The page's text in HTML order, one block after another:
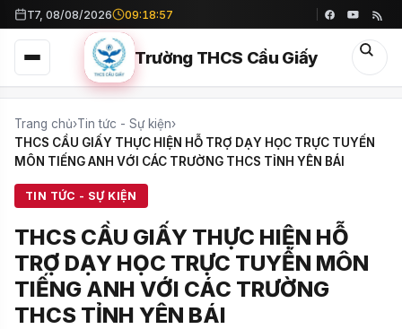
T7, 08/08/2026 09:18:58
Trường THCS Cầu Giấy
Trang chủ›Tin tức - Sự kiện›
THCS CẦU GIẤY THỰC HIỆN HỖ TRỢ DẠY HỌC TRỰC TUYẾN
MÔN TIẾNG ANH VỚI CÁC TRƯỜNG THCS TỈNH YÊN BÁI
TIN TỨC - SỰ KIỆN
THCS CẦU GIẤY THỰC HIỆN HỖ
TRỢ DẠY HỌC TRỰC TUYẾN MÔN
TIẾNG ANH VỚI CÁC TRƯỜNG
THCS TỈNH YÊN BÁI